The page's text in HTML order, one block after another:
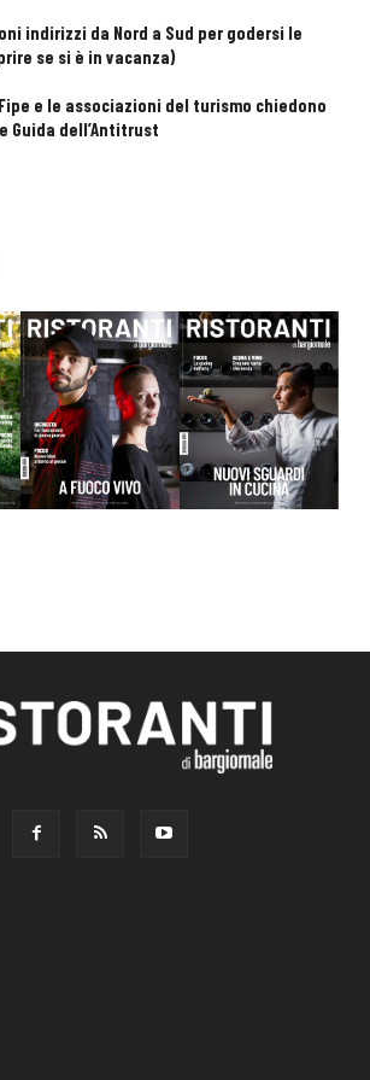
indirizzi da Nord a Sud per godersi le
se si è in vacanza)
e le associazioni del turismo chiedono
Guida dell’Antitrust